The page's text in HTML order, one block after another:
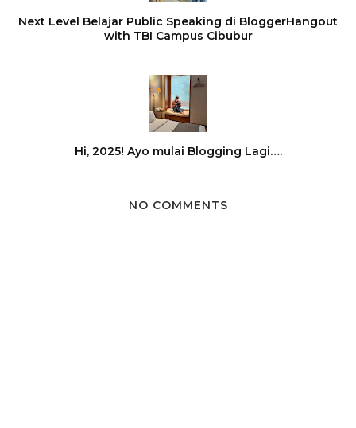
Next Level Belajar Public Speaking di BloggerHangout
with TBI Campus Cibubur
Hi, 2025! Ayo mulai Blogging Lagi….
NO COMMENTS